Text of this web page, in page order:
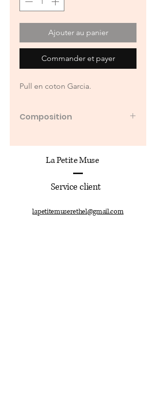
Ajouter au panier
Commander et payer
Pull en coton Garcia.
Composition
La Petite Muse
Service client
lapetitemuserethel@gmail.com